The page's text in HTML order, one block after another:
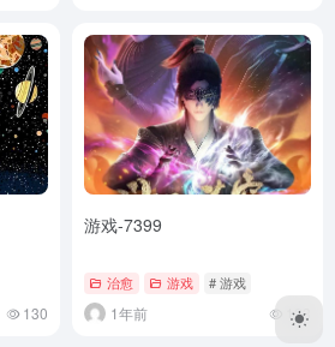
130
游戏-7399
治愈 游戏 # 游戏
1年前 123